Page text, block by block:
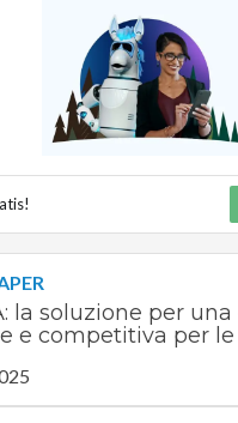
la soluzione per
e competitiva per le